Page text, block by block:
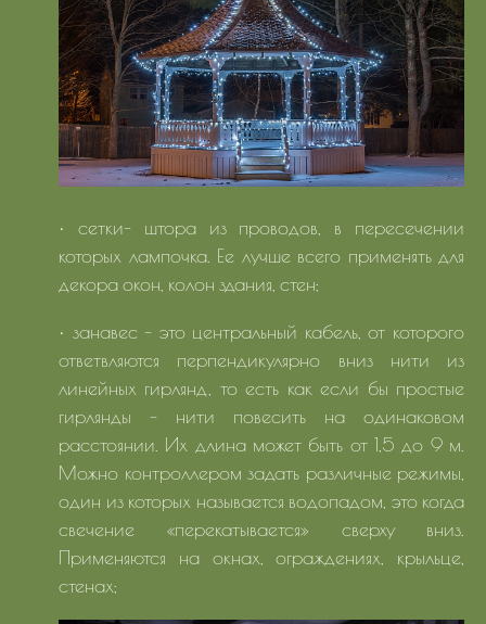
• сетки- штора из проводов, в пересечении
которых лампочка. Ее лучше всего применять для
декора окон, колон здания, стен;
• занавес - это центральный кабель, от которого
ответвляются перпендикулярно вниз нити из
линейных гирлянд, то есть как если бы простые
гирлянды - нити повесить на одинаковом
расстоянии. Их длина может быть от 1,5 до 9 м.
Можно контроллером задать различные режимы,
один из которых называется водопадом, это когда
свечение «перекатывается» сверху вниз.
Применяются на окнах, ограждениях, крыльце,
стенах;